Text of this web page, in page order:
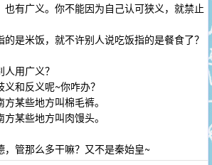
也有广义。你不能因为自己认可狭义，就禁止
是米饭，就不许别人说吃饭指的是餐食了？
用广义？
和反义呢~你咋办？
某些地方叫棉毛裤。
某些地方叫肉馒头。
，管那么多干嘛？又不是秦始皇~